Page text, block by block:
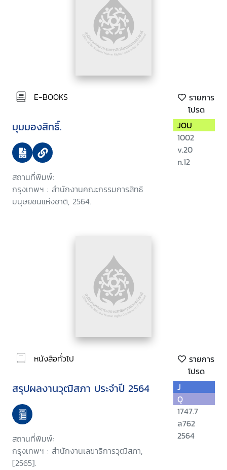
E-BOOKS
รายการ
โปรด
มุมมองสิทธิ์.
สถานที่พิมพ์:
กรุงเทพฯ : สำนักงานคณะกรรมการสิทธิ
มนุษยชนแห่งชาติ, 2564.
JOU
1002
v.20
n.12
หนังสือทั่วไป
รายการ
โปรด
สรุปผลงานวุฒิสภา ประจำปี 2564
สถานที่พิมพ์:
กรุงเทพฯ : สำนักงานเลขาธิการวุฒิสภา,
[2565].
J
Q
1747.7
ล762
2564